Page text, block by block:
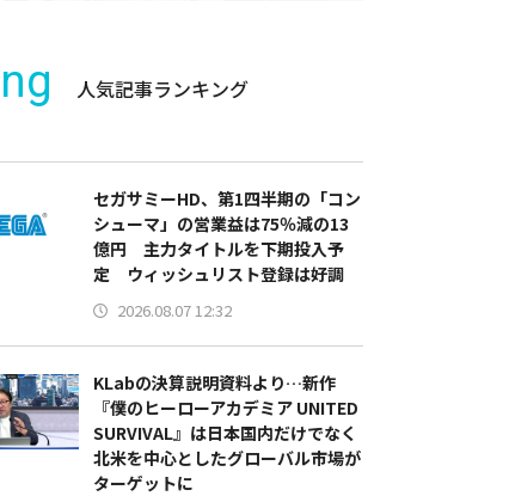
人気記事ランキング
セガサミーHD、第1四半期の「コン
シューマ」の営業益は75％減の13
億円 主力タイトルを下期投入予
定 ウィッシュリスト登録は好調
2026.08.07 12:32
KLabの決算説明資料より…新作
『僕のヒーローアカデミア UNITED
SURVIVAL』は日本国内だけでなく
北米を中心としたグローバル市場が
ターゲットに